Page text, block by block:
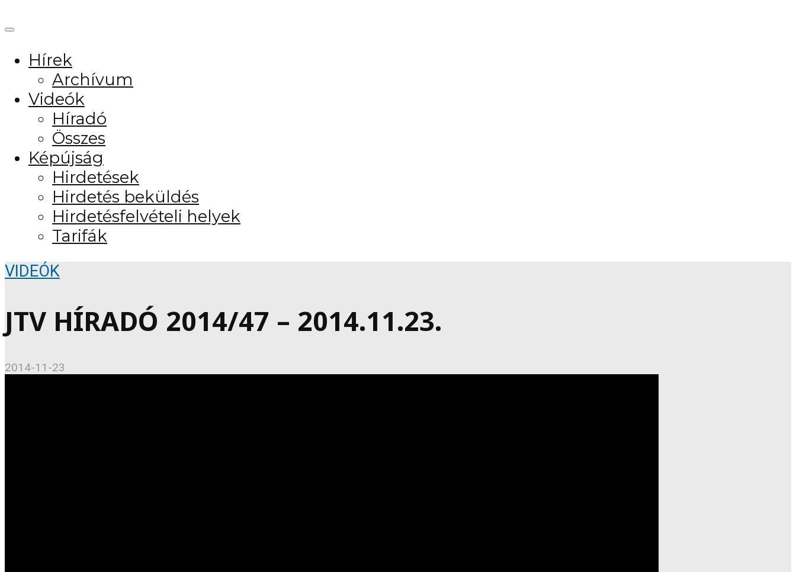
Hírek
Archívum
Videók
Híradó
Összes
Képújság
Hirdetések
Hirdetés beküldés
Hirdetésfelvételi helyek
Tarifák
VIDEÓK
JTV HÍRADÓ 2014/47 – 2014.11.23.
2014-11-23